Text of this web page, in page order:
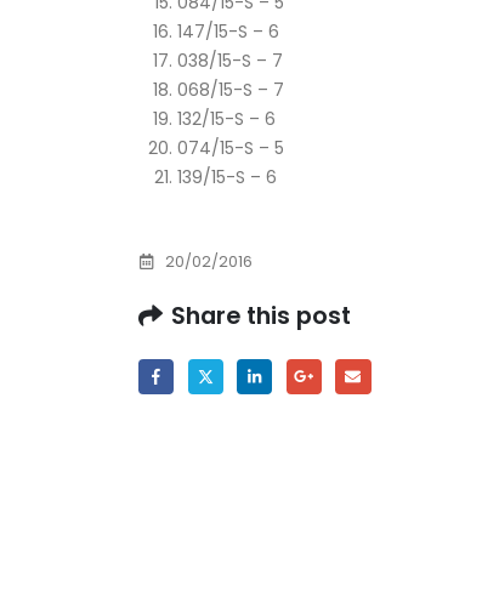
147/15-S – 6
038/15-S – 7
068/15-S – 7
132/15-S – 6
074/15-S – 5
139/15-S – 6
20/02/2016
Share this post
Prof. dr Esed Karić – rezultati ispita
25/07/2026